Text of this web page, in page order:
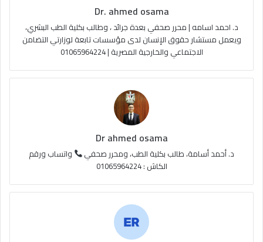
e
ا
م
م
و
ق
ع
R
S
S
Dr. ahmed osama
د. احمد اسامه | محرر صحفي بعدة جرائد ، وطالب بكلية الطب البشري،
ويعمل مستشار حقوق الإنسان لدى مؤسسات تابعة لوزارتي التضامن
الاجتماعي والخارجية المصرية | 01065964224
Dr ahmed osama
د. أحمد أسامة، طالب بكلية الطب، ومحرر صحفي
واتساب ورقم
الكاش : 01065964224